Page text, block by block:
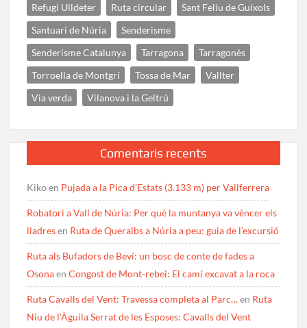
Refugi Ulldeter
Ruta circular
Sant Feliu de Guíxols
Santuari de Núria
Senderisme
Senderisme Catalunya
Tarragona
Tarragonès
Torroella de Montgrí
Tossa de Mar
Vallter
Via verda
Vilanova i la Geltrú
Comentaris recents
Kikoen Pujada a la Pica d’Estats (3.133 m) per Vallferrera
Robatori a Vall de Núria: Per què la muntanya va vèncer els
lladresen Ruta de Queralbs a Núria a peu: guia de l’excursió
Ruta als Bufadors de Beví: un bosc de conte de fades a
OsonaenCongost de Mont-rebei: El camí excavat a la roca
Ruta Cavalls del Vent: Travessa completa al Parc…en Ruta
Niu de l’Àguila Serrat de les Esposes: Cavalls del Vent